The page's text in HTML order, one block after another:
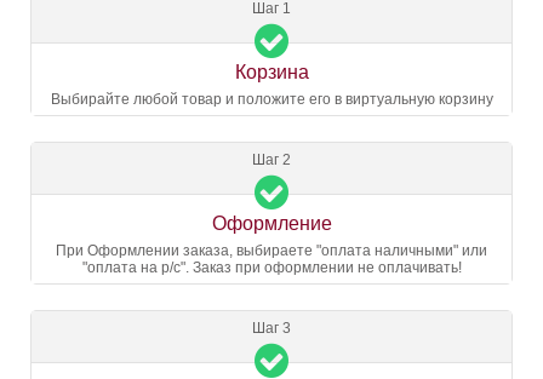
Шаг 1
Корзина
Выбирайте любой товар и положите его в виртуальную корзину
Шаг 2
Оформление
При Оформлении заказа, выбираете "оплата наличными" или
"оплата на р/с". Заказ при оформлении не оплачивать!
Шаг 3